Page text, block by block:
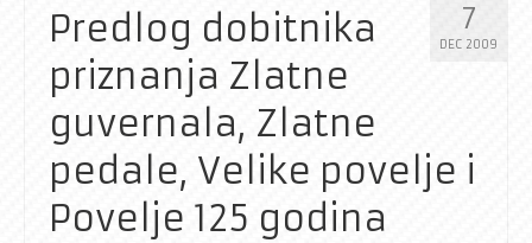
7
DEC 2009
Predlog dobitnika
priznanja Zlatne
guvernala, Zlatne
pedale, Velike povelje i
Povelje 125 godina